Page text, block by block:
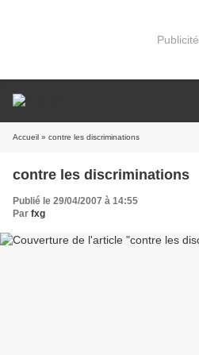
Publicité
Accueil » contre les discriminations
contre les discriminations
Publié le 29/04/2007 à 14:55
Par fxg